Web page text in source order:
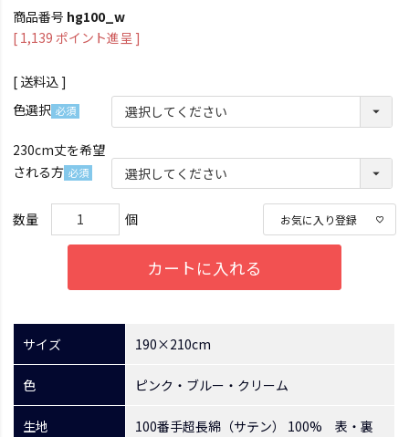
商品番号 hg100_w
[ 1,139 ポイント進呈 ]
送料込
色選択
須)
230cm丈を希望
される方
須)
お気に入り登録
カートに入れる
サイズ 190×210cm
色 ピンク・ブルー・クリーム
生地 100番手超長綿（サテン） 100% 表・裏